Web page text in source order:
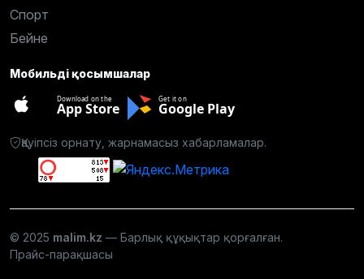
Спорт
Бейне
Мобильді қосымшалар
Download on the
App Store
Get it on
Google Play
Қауіпсіз орнату, жарнамасыз хабарламалар.
© 2025 malim.kz — Барлық құқықтар қорғалған.
Прайс-парақшасы